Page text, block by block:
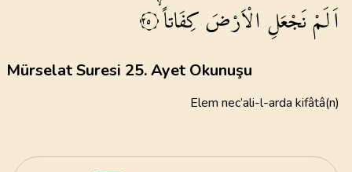
اَلَمْنَجْعَلِالْاَرْضَكِفَاتاًۙ ٢٥
Mürselat Suresi 25. Ayet Okunuşu
Elem nec’ali-l-arda kifâtâ(n)